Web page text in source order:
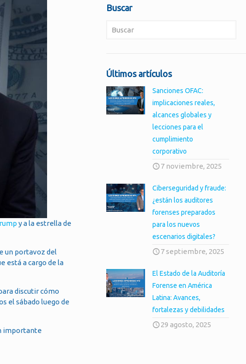
y a la estrella de
un portavoz del
está a cargo de la
discutir cómo
el sábado luego de
importante
Buscar
Últimos artículos
Sanciones OFAC:
implicaciones reales,
alcances globales y
lecciones para el
cumplimiento
corporativo
7 noviembre, 2025
Ciberseguridad y fraude:
¿están los auditores
forenses preparados
para los nuevos
escenarios digitales?
7 septiembre, 2025
El Estado de la Auditoría
Forense en América
Latina: Avances,
fortalezas y debilidades
29 agosto, 2025